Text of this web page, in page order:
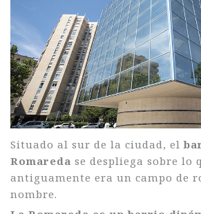
Situado al sur de la ciudad, el
Romareda se despliega sobre lo
antiguamente era un campo de
nombre.